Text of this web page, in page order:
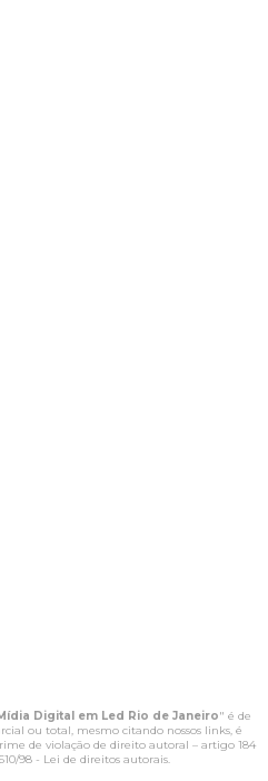
Digital em Led Rio de Janeiro" é de
ou total, mesmo citando nossos links, é
de violação de direito autoral – artigo 184
98 - Lei de direitos autorais.